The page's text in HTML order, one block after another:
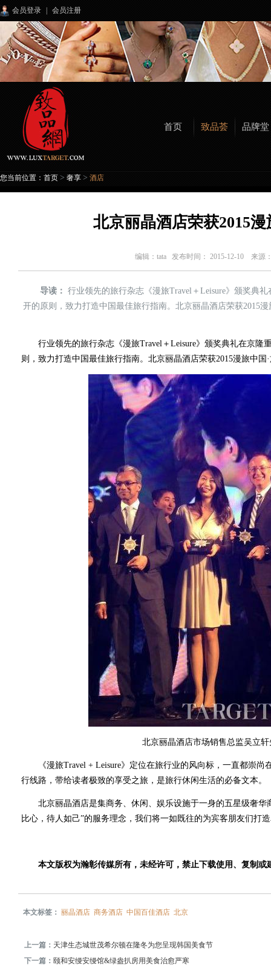
会员登录 会员注册
首页 致品荟 品牌堂
您当前位置： 首页 > 奢享 > 酒店
北京丽晶酒店荣获2015漫
编辑： tata 发布时间： 2015-12-10 来源
导读： 行业领先的旅行杂志《漫旅Travel＋Leisure》颁奖典
开的原则，致力打造中国最佳旅行指南。北京丽晶酒店荣获2015
行业领先的旅行杂志《漫旅Travel＋Leisure》颁奖典礼在京隆
则，致力打造中国最佳旅行指南。北京丽晶酒店荣获2015漫旅中国
北京丽晶酒店市场销售总监吴立
《漫旅Travel + Leisure》定位在旅行业的风向标，一直都崇尚
行线路，带给读者极致的享受之旅，是旅行休闲生活的必备文本。
北京丽晶酒店是集商务、休闲、娱乐设施于一身的五星级奢华
比心，待人如己”的服务理念，我们将一如既往的为宾客朋友们打
本文版权为瀚彰传媒所有，未经许可，禁止下载使用、复制或
本文标签：丽晶酒店 商务酒店 中国百佳酒店 北京
上一篇： 天津生态城世茂希尔顿在隆冬为您呈现韩国美食节
下一篇： 颐和安缦安缦馆&绿盎扒房用美食治愈严寒